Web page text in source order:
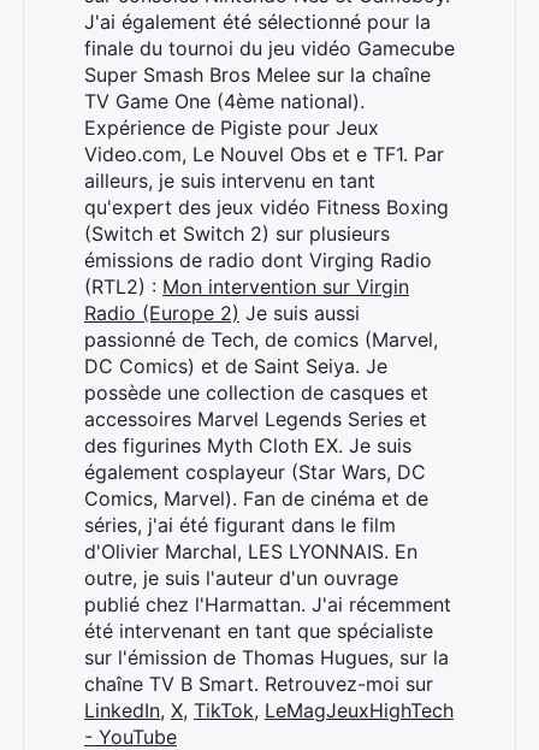
J'ai également été sélectionné pour la
finale du tournoi du jeu vidéo Gamecube
Super Smash Bros Melee sur la chaîne
TV Game One (4ème national).
Expérience de Pigiste pour Jeux
Video.com, Le Nouvel Obs et e TF1. Par
ailleurs, je suis intervenu en tant
qu'expert des jeux vidéo Fitness Boxing
(Switch et Switch 2) sur plusieurs
émissions de radio dont Virging Radio
(RTL2) : Mon intervention sur Virgin
Radio (Europe 2) Je suis aussi
passionné de Tech, de comics (Marvel,
DC Comics) et de Saint Seiya. Je
possède une collection de casques et
accessoires Marvel Legends Series et
des figurines Myth Cloth EX. Je suis
également cosplayeur (Star Wars, DC
Comics, Marvel). Fan de cinéma et de
séries, j'ai été figurant dans le film
d'Olivier Marchal, LES LYONNAIS. En
outre, je suis l'auteur d'un ouvrage
publié chez l'Harmattan. J'ai récemment
été intervenant en tant que spécialiste
sur l'émission de Thomas Hugues, sur la
chaîne TV B Smart. Retrouvez-moi sur
LinkedIn, X, TikTok, LeMagJeuxHighTech
- YouTube